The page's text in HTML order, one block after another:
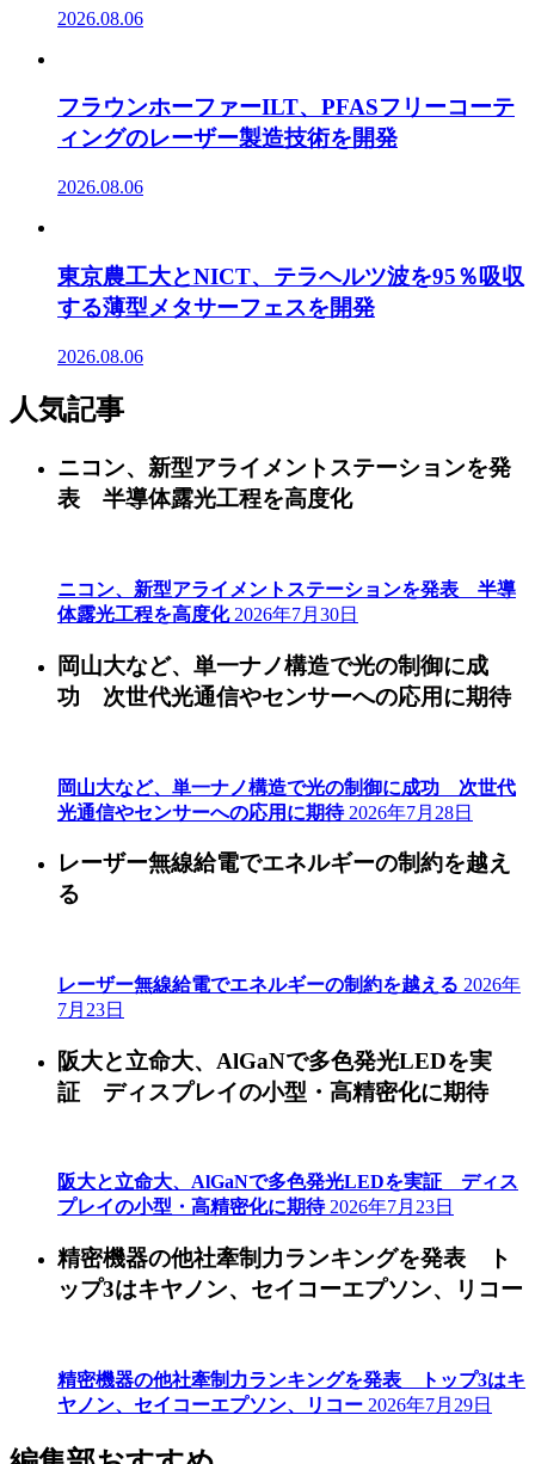
2026.08.06
フラウンホーファーILT、PFASフリーコーテ
ィングのレーザー製造技術を開発
2026.08.06
東京農工大とNICT、テラヘルツ波を95％吸収
する薄型メタサーフェスを開発
2026.08.06
人気記事
ニコン、新型アライメントステーションを発
表 半導体露光工程を高度化
ニコン、新型アライメントステーションを発表 半導
体露光工程を高度化 2026年7月30日
岡山大など、単一ナノ構造で光の制御に成
功 次世代光通信やセンサーへの応用に期待
岡山大など、単一ナノ構造で光の制御に成功 次世代
光通信やセンサーへの応用に期待 2026年7月28日
レーザー無線給電でエネルギーの制約を越え
る
レーザー無線給電でエネルギーの制約を越える 2026年
7月23日
阪大と立命大、AlGaNで多色発光LEDを実
証 ディスプレイの小型・高精密化に期待
阪大と立命大、AlGaNで多色発光LEDを実証 ディス
プレイの小型・高精密化に期待 2026年7月23日
精密機器の他社牽制力ランキングを発表 ト
ップ3はキヤノン、セイコーエプソン、リコー
精密機器の他社牽制力ランキングを発表 トップ3はキ
ヤノン、セイコーエプソン、リコー 2026年7月29日